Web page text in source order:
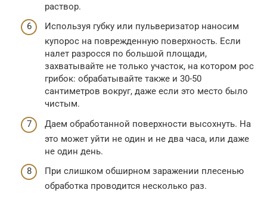
раствор.
Используя губку или пульверизатор наносим
купорос на поврежденную поверхность. Если
налет разросся по большой площади,
захватывайте не только участок, на котором рос
грибок: обрабатывайте также и 30-50
сантиметров вокруг, даже если это место было
чистым.
Даем обработанной поверхности высохнуть. На
это может уйти не один и не два часа, или даже
не один день.
При слишком обширном заражении плесенью
обработка проводится несколько раз.